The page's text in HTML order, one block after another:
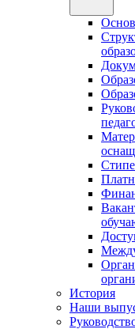
История
Наши